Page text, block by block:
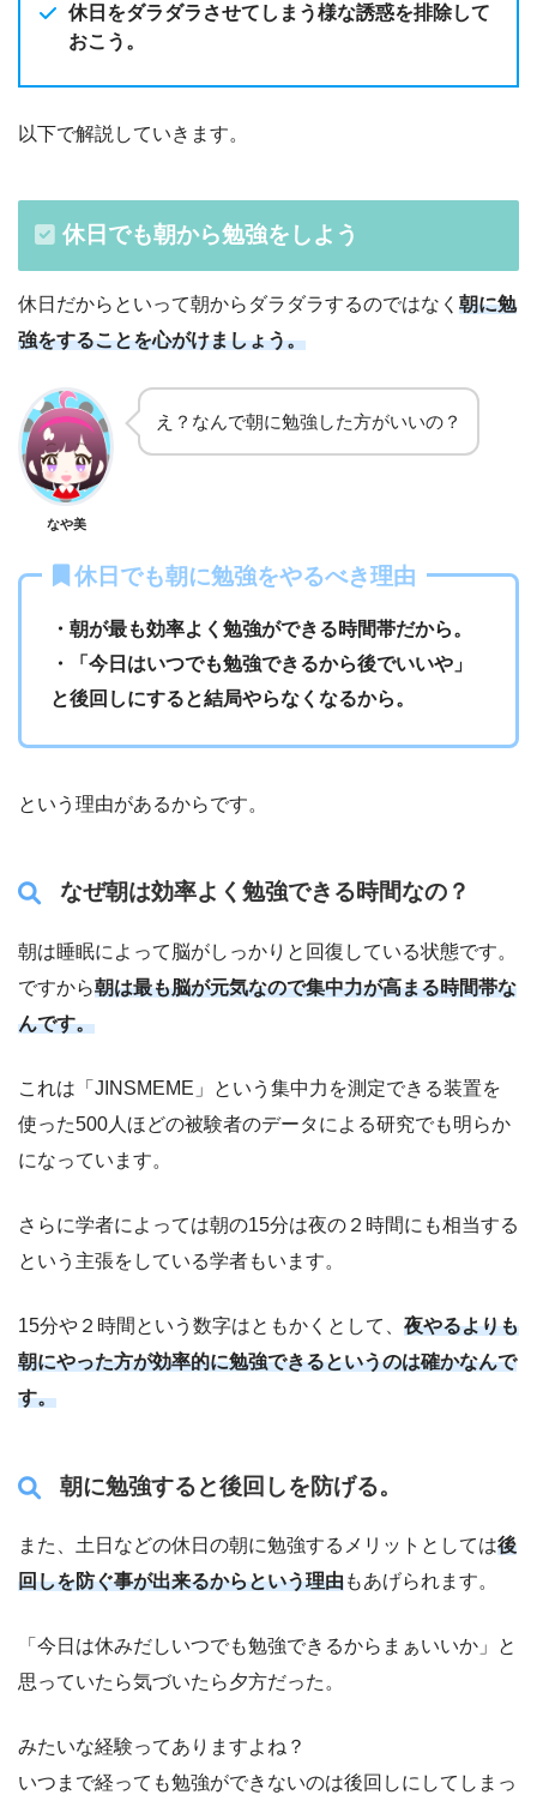
休日をダラダラさせてしまう様な誘惑を排除して
おこう。
以下で解説していきます。
休日でも朝から勉強をしよう
休日だからといって朝からダラダラするのではなく 朝に勉
強をすることを心がけましょう。
なや美
え？なんで朝に勉強した方がいいの？
休日でも朝に勉強をやるべき理由
・朝が最も効率よく勉強ができる時間帯だから。
・「今日はいつでも勉強できるから後でいいや」
と後回しにすると結局やらなくなるから。
という理由があるからです。
なぜ朝は効率よく勉強できる時間なの？
朝は睡眠によって脳がしっかりと回復している状態です。
ですから朝は最も脳が元気なので集中力が高まる時間帯な
んです。
これは「JINSMEME」という集中力を測定できる装置を
使った500人ほどの被験者のデータによる研究でも明らか
になっています。
さらに学者によっては朝の15分は夜の２時間にも相当する
という主張をしている学者もいます。
15分や２時間という数字はともかくとして、 夜やるよりも
朝にやった方が効率的に勉強できるというのは確かなんで
す。
朝に勉強すると後回しを防げる。
また、土日などの休日の朝に勉強するメリットとしては後
回しを防ぐ事が出来るからという理由もあげられます。
「今日は休みだしいつでも勉強できるからまぁいいか」と
思っていたら気づいたら夕方だった。
みたいな経験ってありますよね？
いつまで経っても勉強ができないのは後回しにしてしまっ